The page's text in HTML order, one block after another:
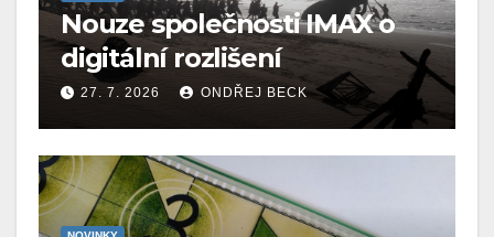
Nouze společnosti IMAX o
digitální rozlišení
27. 7. 2026 ONDŘEJ BECK